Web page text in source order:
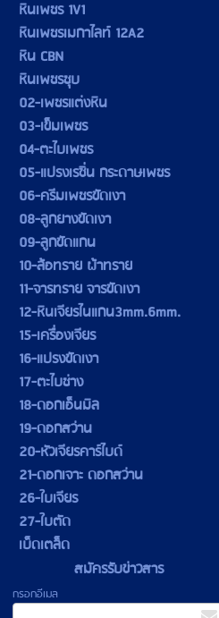
หินเพชร 1V1
หินเพชรเมกาไลท์ 12A2
หิน CBN
หินเพชรชุบ
02-เพชรแต่งหิน
03-เข็มเพชร
04-ตะไบเพชร
05-แปรงเรซิ่น กระดาษเพชร
06-ครีมเพชรขัดเงา
08-ลูกยางขัดเงา
09-ลูกขัดแกน
10-ล้อทราย ผ้าทราย
11-จารทราย จารขัดเงา
12-หินเจียรไนแกน3mm.6mm.
15-เครื่องเจียร
16-แปรงขัดเงา
17-ตะไบช่าง
18-ดอกเอ็นมิล
19-ดอกสว่าน
20-หัวเจียรคาร์ไบด์
21-ดอกเจาะ ดอกสว่าน
26-ใบเจียร
27-ใบตัด
เบ็ดเตล็ด
สมัครรับข่าวสาร
กรอกอีเมล